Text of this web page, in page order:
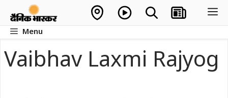
contentMenu
Vaibhav Laxmi Rajyog